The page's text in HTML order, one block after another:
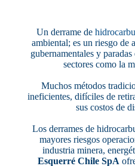
Un derrame de
ambiental; es un riesgo de
gubernamentales y
sectores como la
Muchos métodos
ineficientes, difíciles de
sus costos de
Los derrames de
mayores riesgos
industria minera,
Esquerré Chile SpA